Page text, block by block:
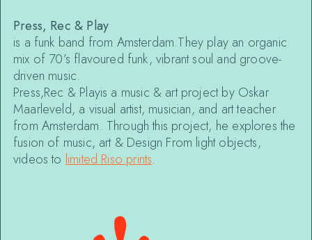
Press, Rec & Play
is a funk band from Amsterdam.They play an organic
mix of 70’s flavoured funk, vibrant soul and groove-
driven music.
Press,Rec & Playis a music & art project by Oskar
Maarleveld, a visual artist, musician, and art teacher
from Amsterdam. Through this project, he explores the
fusion of music, art & Design From light objects,
videos to limited Riso prints.